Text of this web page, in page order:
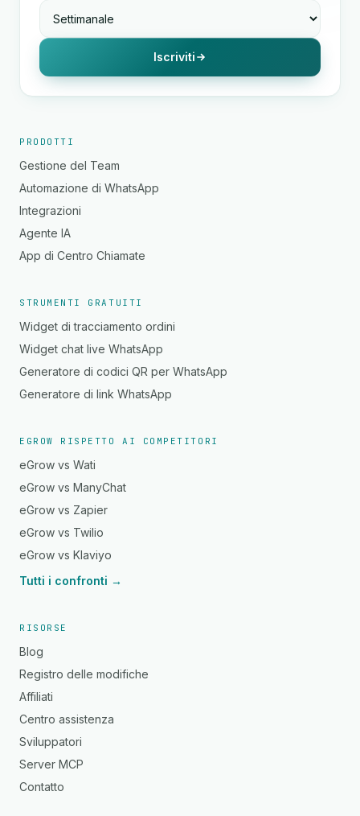
Iscriviti
PRODOTTI
Gestione del Team
Automazione di WhatsApp
Integrazioni
Agente IA
App di Centro Chiamate
STRUMENTI GRATUITI
Widget di tracciamento ordini
Widget chat live WhatsApp
Generatore di codici QR per WhatsApp
Generatore di link WhatsApp
EGROW RISPETTO AI COMPETITORI
eGrow vs Wati
eGrow vs ManyChat
eGrow vs Zapier
eGrow vs Twilio
eGrow vs Klaviyo
Tutti i confronti →
RISORSE
Blog
Registro delle modifiche
Affiliati
Centro assistenza
Sviluppatori
Server MCP
Contatto